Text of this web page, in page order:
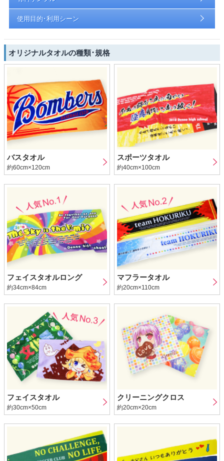
使用目的･利用シーン
オリジナルタオルの種類･規格
バスタオル
約60cm×120cm
スポーツタオル
約40cm×100cm
フェイスタオルロング
約34cm×84cm
マフラータオル
約20cm×110cm
フェイスタオル
約30cm×50cm
クリーニングクロス
約20cm×20cm